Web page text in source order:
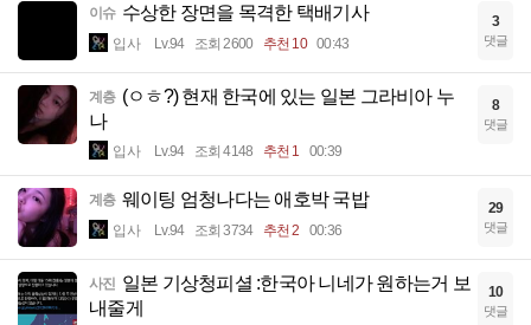
이슈 수상한 장면을 목격한 택배기사
입사 Lv.94 조회 2600 추천 10 00:43
3
댓글
계층 (ㅇㅎ?) 현재 한국에 있는 일본 그라비아 누
나
입사 Lv.94 조회 4148 추천 1 00:39
8
댓글
계층 웨이팅 엄청나다는 애호박 국밥
입사 Lv.94 조회 3734 추천 2 00:36
29
댓글
사진 일본 기상청피셜 :한국아 니네가 원하는거 보
내줄게
10
댓글